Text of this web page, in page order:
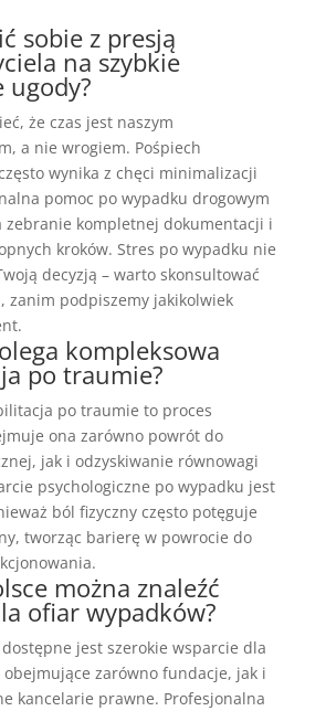
sobie z presją
na szybkie
ugody?
że czas jest naszym
a nie wrogiem. Pośpiech
wynika z chęci minimalizacji
pomoc po wypadku drogowym
zebranie kompletnej dokumentacji i
kroków. Stres po wypadku nie
decyzją – warto skonsultować
zanim podpiszemy jakikolwiek
kompleksowa
po traumie?
po traumie to proces
ona zarówno powrót do
jak i odzyskiwanie równowagi
psychologiczne po wypadku jest
ból fizyczny często potęguje
tworząc barierę w powrocie do
można znaleźć
ofiar wypadków?
jest szerokie wsparcie dla
zarówno fundacje, jak i
kancelarie prawne. Profesjonalna